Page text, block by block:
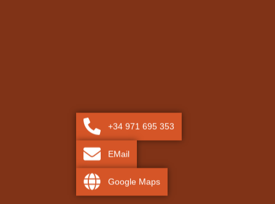
+34 971 695 353
EMail
Google Maps